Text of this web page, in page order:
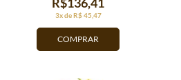
COMPRAR
3x de R$ 45,47